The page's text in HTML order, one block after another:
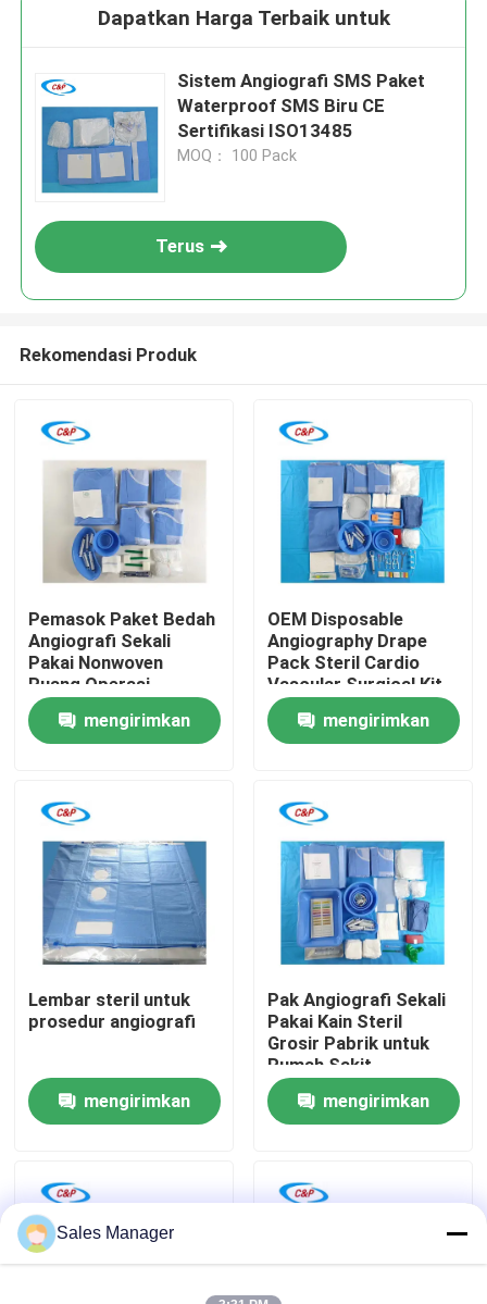
Rumah
Produk
video
Pertunjukan VR
Tentang Kami
Tur Pabrik
Kontrol Kualitas
Berita
Dapatkan Harga Terbaik untuk
Sistem Angiografi SMS Paket
Waterproof SMS Biru CE
Sertifikasi ISO13485
MOQ： 100 Pack
Terus
Rekomendasi Produk
Pemasok Paket Bedah
Angiografi Sekali
Pakai Nonwoven
Ruang Operasi
Standar
mengirimkan
OEM Disposable
Angiography Drape
Pack Steril Cardio
Vascular Surgical Kit
mengirimkan
Lembar steril untuk
prosedur angiografi
mengirimkan
Pak Angiografi Sekali
Pakai Kain Steril
Grosir Pabrik untuk
Rumah Sakit
mengirimkan
Sales Manager